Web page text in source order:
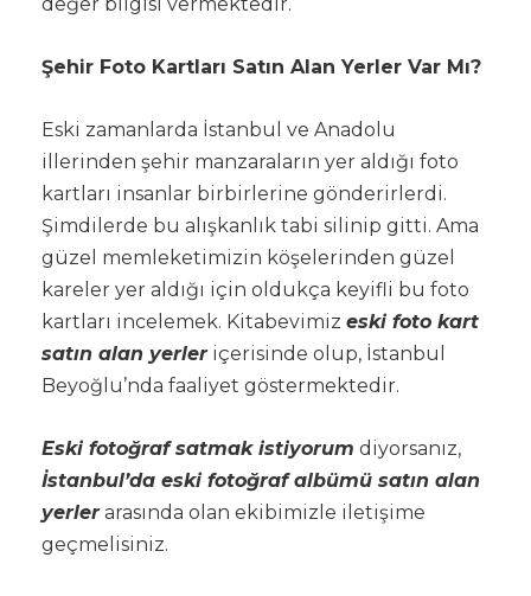
Şehir Foto Kartları Satın Alan Yerler Var Mı?
Eski zamanlarda İstanbul ve Anadolu
illerinden şehir manzaraların yer aldığı foto
kartları insanlar birbirlerine gönderirlerdi.
Şimdilerde bu alışkanlık tabi silinip gitti. Ama
güzel memleketimizin köşelerinden güzel
kareler yer aldığı için oldukça keyifli bu foto
kartları incelemek. Kitabevimiz eski foto kart
satın alan yerleriçerisinde olup, İstanbul
Beyoğlu’nda faaliyet göstermektedir.
Eski fotoğraf satmak istiyorum diyorsanız,
İstanbul’da eski fotoğraf albümü satın alan
yerlerarasında olan ekibimizle iletişime
geçmelisiniz.